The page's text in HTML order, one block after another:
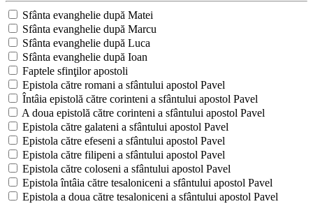
Sfânta evanghelie după Matei
Sfânta evanghelie după Marcu
Sfânta evanghelie după Luca
Sfânta evanghelie după Ioan
Faptele sfinţilor apostoli
Epistola către romani a sfântului apostol Pavel
Întâia epistolă către corinteni a sfântului apostol Pavel
A doua epistolă către corinteni a sfântului apostol Pavel
Epistola către galateni a sfântului apostol Pavel
Epistola către efeseni a sfântului apostol Pavel
Epistola către filipeni a sfântului apostol Pavel
Epistola către coloseni a sfântului apostol Pavel
Epistola întâia către tesaloniceni a sfântului apostol Pavel
Epistola a doua către tesaloniceni a sfântului apostol Pavel